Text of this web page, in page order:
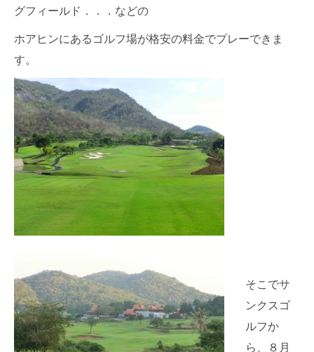
グフィールド．．．などの
ホアヒンにあるゴルフ場が格安の料金でプレーできま
す。
そこでサ
ンクスゴ
ルフか
ら、８月